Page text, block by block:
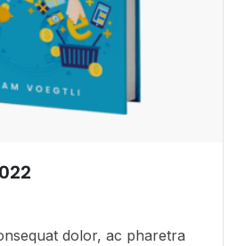
dolor, ac pharetra